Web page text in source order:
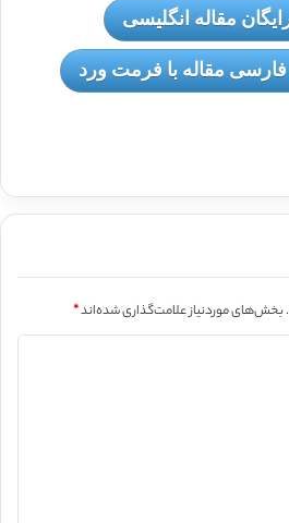
مقاله انگلیسی
مقاله با فرمت ورد
بخش‌های موردنیاز علامت‌گذاری شده‌اند*